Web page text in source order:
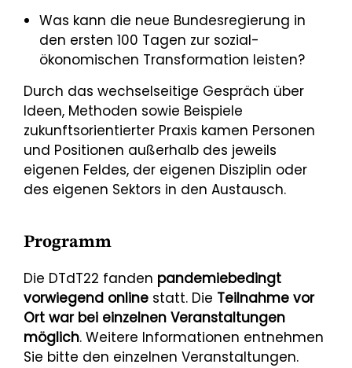
Was kann die neue Bundesregierung in
den ersten 100 Tagen zur sozial-
ökonomischen Transformation leisten?
Durch das wechselseitige Gespräch über
Ideen, Methoden sowie Beispiele
zukunftsorientierter Praxis kamen Personen
und Positionen außerhalb des jeweils
eigenen Feldes, der eigenen Disziplin oder
des eigenen Sektors in den Austausch.
Programm
Die DTdT22 fanden pandemiebedingt
vorwiegend online statt. Die Teilnahme vor
Ort war bei einzelnen Veranstaltungen
möglich. Weitere Informationen entnehmen
Sie bitte den einzelnen Veranstaltungen.